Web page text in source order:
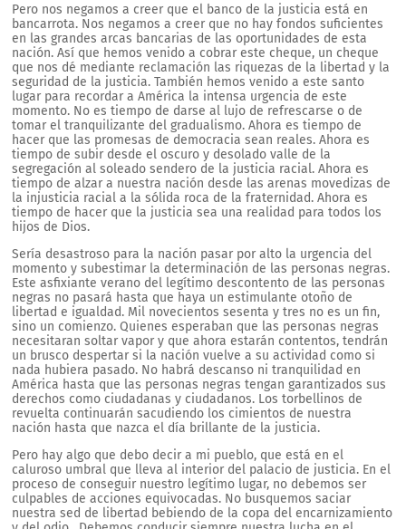
Pero nos negamos a creer que el banco de la justicia está en
bancarrota. Nos negamos a creer que no hay fondos suficientes
en las grandes arcas bancarias de las oportunidades de esta
nación. Así que hemos venido a cobrar este cheque, un cheque
que nos dé mediante reclamación las riquezas de la libertad y la
seguridad de la justicia. También hemos venido a este santo
lugar para recordar a América la intensa urgencia de este
momento. No es tiempo de darse al lujo de refrescarse o de
tomar el tranquilizante del gradualismo. Ahora es tiempo de
hacer que las promesas de democracia sean reales. Ahora es
tiempo de subir desde el oscuro y desolado valle de la
segregación al soleado sendero de la justicia racial. Ahora es
tiempo de alzar a nuestra nación desde las arenas movedizas de
la injusticia racial a la sólida roca de la fraternidad. Ahora es
tiempo de hacer que la justicia sea una realidad para todos los
hijos de Dios.
Sería desastroso para la nación pasar por alto la urgencia del
momento y subestimar la determinación de las personas negras.
Este asfixiante verano del legítimo descontento de las personas
negras no pasará hasta que haya un estimulante otoño de
libertad e igualdad. Mil novecientos sesenta y tres no es un fin,
sino un comienzo. Quienes esperaban que las personas negras
necesitaran soltar vapor y que ahora estarán contentos, tendrán
un brusco despertar si la nación vuelve a su actividad como si
nada hubiera pasado. No habrá descanso ni tranquilidad en
América hasta que las personas negras tengan garantizados sus
derechos como ciudadanas y ciudadanos. Los torbellinos de
revuelta continuarán sacudiendo los cimientos de nuestra
nación hasta que nazca el día brillante de la justicia.
Pero hay algo que debo decir a mi pueblo, que está en el
caluroso umbral que lleva al interior del palacio de justicia. En el
proceso de conseguir nuestro legítimo lugar, no debemos ser
culpables de acciones equivocadas. No busquemos saciar
nuestra sed de libertad bebiendo de la copa del encarnizamiento